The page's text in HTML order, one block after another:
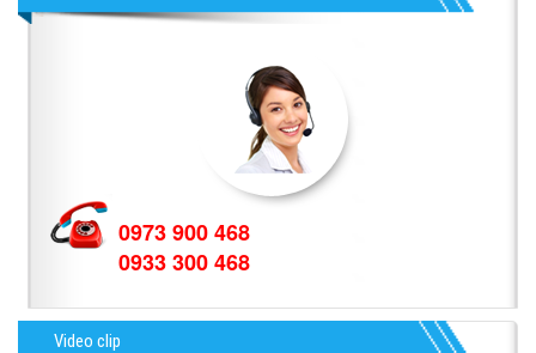
0973 900 468
0933 300 468
Video clip